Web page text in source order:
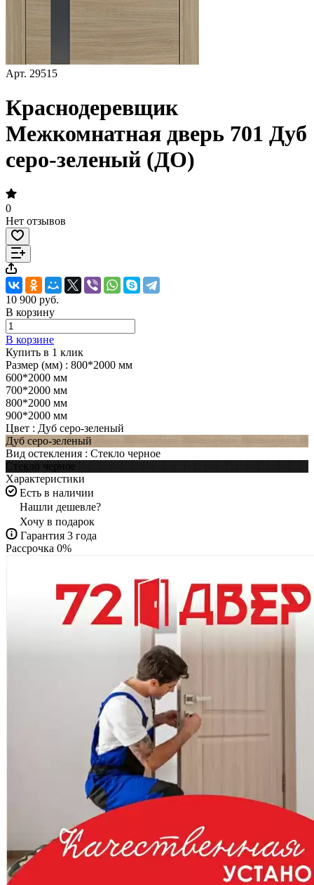
Арт. 29515
Краснодеревщик
Межкомнатная дверь 701 Дуб
серо-зеленый (ДО)
0
Нет отзывов
10 900 руб.
В корзину
В корзине
Купить в 1 клик
Размер (мм) : 800*2000 мм
600*2000 мм
700*2000 мм
800*2000 мм
900*2000 мм
Цвет : Дуб серо-зеленый
Дуб серо-зеленый
Вид остекления : Стекло черное
Стекло черное
Характеристики
Есть в наличии
Нашли дешевле?
Хочу в подарок
Гарантия 3 года
Рассрочка 0%